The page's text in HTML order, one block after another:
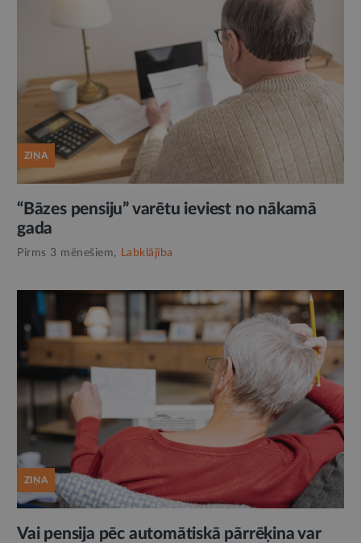
ZIŅA
“Bāzes pensiju” varētu ieviest no nākamā
gada
Pirms 3 mēnešiem, Labklājība
ZIŅA
Vai pensija pēc automātiskā pārrēķina var